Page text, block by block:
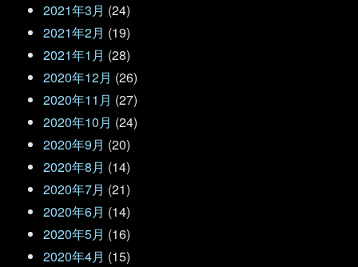
2021年3月 (24)
2021年2月 (19)
2021年1月 (28)
2020年12月 (26)
2020年11月 (27)
2020年10月 (24)
2020年9月 (20)
2020年8月 (14)
2020年7月 (21)
2020年6月 (14)
2020年5月 (16)
2020年4月 (15)